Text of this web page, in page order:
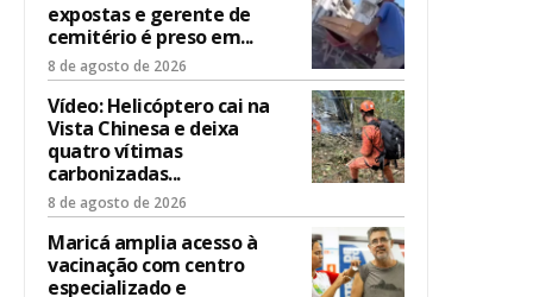
expostas e gerente de
cemitério é preso em...
8 de agosto de 2026
Vídeo: Helicóptero cai na
Vista Chinesa e deixa
quatro vítimas
carbonizadas...
8 de agosto de 2026
Maricá amplia acesso à
vacinação com centro
especializado e